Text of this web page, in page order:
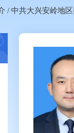
/ 中共大兴安岭地